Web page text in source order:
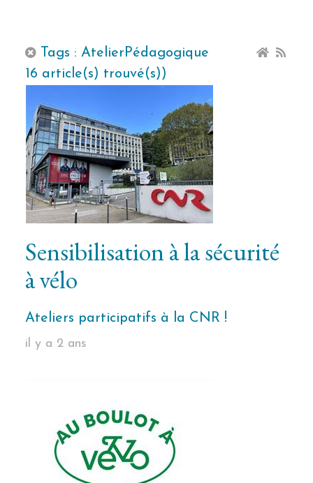
Tags : AtelierPédagogique
16 article(s) trouvé(s))
Sensibilisation à la sécurité
à vélo
Ateliers participatifs à la CNR !
il y a 2 ans